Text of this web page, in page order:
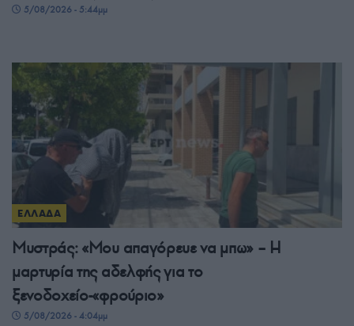
5/08/2026 - 5:44μμ
ΕΛΛΑΔΑ
Μυστράς: «Μου απαγόρευε να μπω» – Η
μαρτυρία της αδελφής για το
ξενοδοχείο-«φρούριο»
5/08/2026 - 4:04μμ